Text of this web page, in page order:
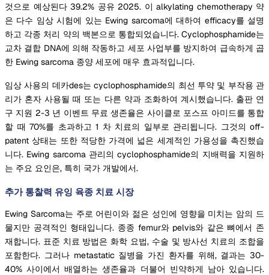
것으로 예상된다 39.2% 공유 2025. 이 alkylating chemotherapy 약
은 다수 임상 시험에 있는 Ewing sarcoma에 대하여 efficacy를 설명
하고 각종 처리 약의 백본으로 통합되었습니다. Cyclophosphamide는
교차 결합 DNA에 의해 작동하고 세포 사업부를 방지하여 급속하게 곱
한 Ewing sarcoma 종양 세포에 매우 효과적입니다.
임상 사용의 데카des는 cyclophosphamide의 최선 투약 및 부작용 관
리가 혼자 사용될 때 또는 다른 약과 조화하여 계시했습니다. 출판 연
구 지원 2-3 년 이벤트 무료 생존율은 사이클로 포스프 아미드를 통합
할 때 70%를 초과하고 1 차 치료의 일부로 관리됩니다. 그것의 off-
patent 상태는 또한 적당한 가격에 넓은 세계적인 가용성을 촉진했습
니다. Ewing sarcoma 관리의 cyclophosphamide의 지배력을 지원하
는 주요 요인은, 특히 국가 개발에서.
추가 통찰력 유잉 육종 치료 시장
Ewing Sarcoma는 주로 어린이와 젊은 성인에 영향을 미치는 암의 드
물지만 공격적인 형태입니다. 종종 femur와 pelvis와 같은 뼈에서 존
재합니다. 표준 치료 방법은 화학 요법, 수술 및 방사선 치료의 조합을
포함한다. 그러나 metastatic 질병을 가진 환자를 위해, 결과는 30-
40% 사이에서 배열하는 생존율과 더불어 빈약하게 남아 있습니다.